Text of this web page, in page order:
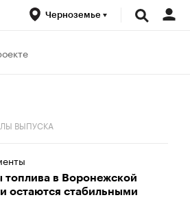
Черноземье
ВЫПУСКА
топлива в Воронежской
остаются стабильными